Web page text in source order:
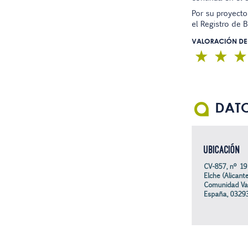
Por su
el Registro de
VALORACIÓN DE
UBICACIÓN
CV-857, nº 19
Elche
Comunidad
España,